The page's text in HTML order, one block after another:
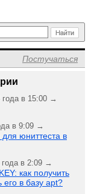
Постучаться
года в 15:00 →
в 9:09 →
юниттеста в
года в 2:09 →
как получить
его в базу apt?